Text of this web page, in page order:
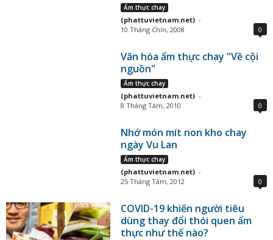
Ẩm thực chay
(phattuvietnam.net) -
10 Tháng Chín, 2008
0
Văn hóa ẩm thực chay "Về cội
nguồn"
Ẩm thực chay
(phattuvietnam.net) -
8 Tháng Tám, 2010
0
Nhớ món mít non kho chay
ngày Vu Lan
Ẩm thực chay
(phattuvietnam.net) -
25 Tháng Tám, 2012
0
COVID-19 khiến người tiêu
dùng thay đổi thói quen ẩm
thực như thế nào?